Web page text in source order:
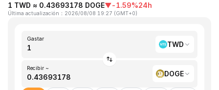
1 TWD ≈ 0.43693178 DOGE▼-1.59%24h
Última actualización ： 2026/08/08 19:27 (GMT+0)
Gastar
TWD
Recibir ~
DOGE